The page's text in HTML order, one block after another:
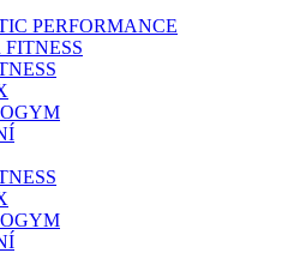
PERFORMANCE